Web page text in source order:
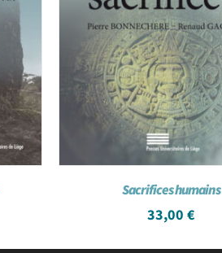
Sacrifices humains
33,00 €